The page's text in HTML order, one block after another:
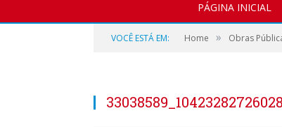
PÁGINA INICIAL
VOCÊ ESTÁ EM: Home » Obras